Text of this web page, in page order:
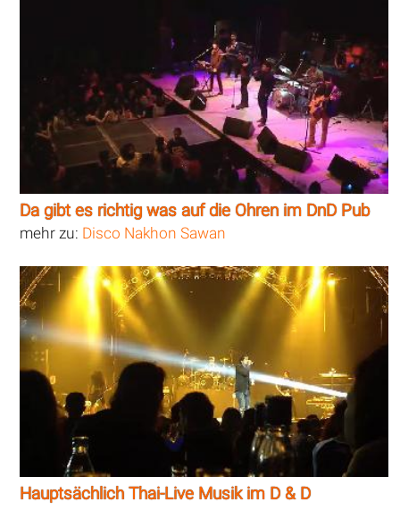
Da gibt es richtig was auf die Ohren im DnD Pub
mehr zu: Disco Nakhon Sawan
Hauptsächlich Thai-Live Musik im D & D